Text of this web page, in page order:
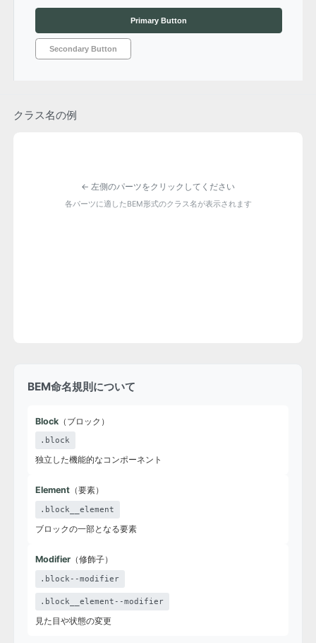
Primary Button
Secondary Button
クラス名の例
← 左側のパーツをクリックしてください
各パーツに適したBEM形式のクラス名が表示されます
BEM命名規則について
Block（ブロック）
.block
独立した機能的なコンポーネント
Element（要素）
.block__element
ブロックの一部となる要素
Modifier（修飾子）
.block--modifier
.block__element--modifier
見た目や状態の変更